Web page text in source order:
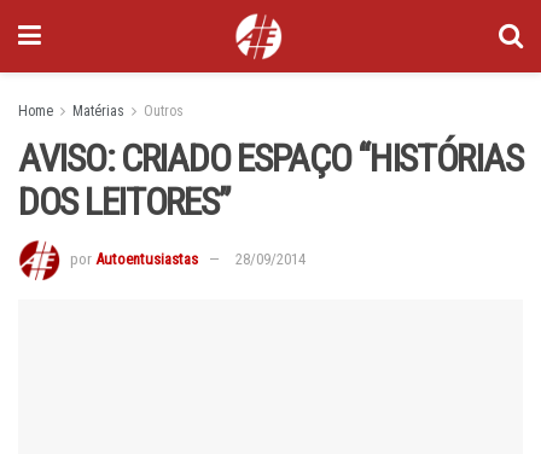
Home Matérias Outros
AVISO: CRIADO ESPAÇO “HISTÓRIAS
DOS LEITORES”
por Autoentusiastas 28/09/2014